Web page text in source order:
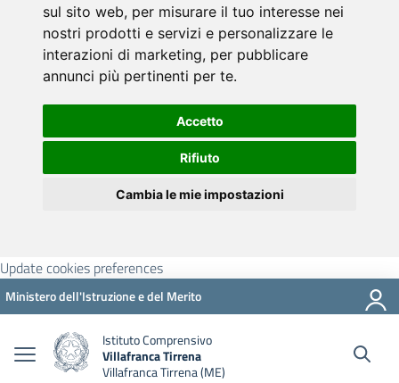
sul sito web, per misurare il tuo interesse nei
nostri prodotti e servizi e personalizzare le
interazioni di marketing, per pubblicare
annunci più pertinenti per te.
Accetto
Rifiuto
Cambia le mie impostazioni
Update cookies preferences
Ministero dell'Istruzione e del Merito
Istituto Comprensivo
Villafranca Tirrena
Villafranca Tirrena (ME)